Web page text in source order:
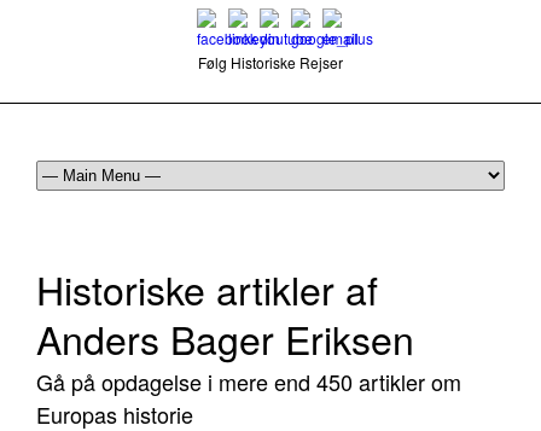
Følg Historiske Rejser
Historiske artikler af
Anders Bager Eriksen
Gå på opdagelse i mere end 450 artikler om
Europas historie